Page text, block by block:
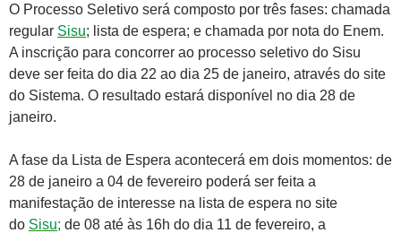
O Processo Seletivo será composto por três fases: chamada
regular Sisu; lista de espera; e chamada por nota do Enem.
A inscrição para concorrer ao processo seletivo do Sisu
deve ser feita do dia 22 ao dia 25 de janeiro, através do site
do Sistema. O resultado estará disponível no dia 28 de
janeiro.
A fase da Lista de Espera acontecerá em dois momentos: de
28 de janeiro a 04 de fevereiro poderá ser feita a
manifestação de interesse na lista de espera no site
do Sisu; de 08 até às 16h do dia 11 de fevereiro, a